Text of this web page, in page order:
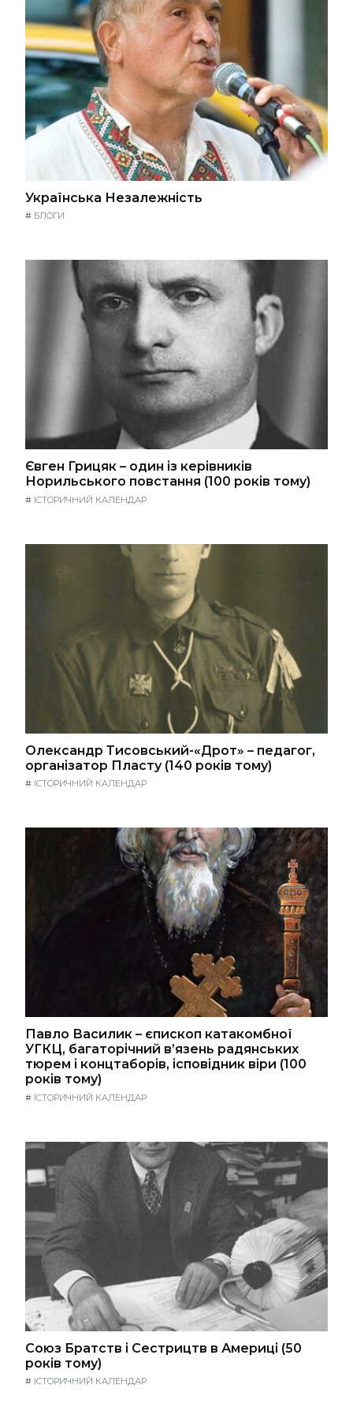
Українська Незалежність
# БЛОГИ
Євген Грицяк – один із керівників
Норильського повстання (100 років тому)
# ІСТОРИЧНИЙ КАЛЕНДАР
Олександр Тисовський-«Дрот» – педагог,
організатор Пласту (140 років тому)
# ІСТОРИЧНИЙ КАЛЕНДАР
Павло Василик – єпископ катакомбної
УГКЦ, багаторічний в’язень радянських
тюрем і концтаборів, ісповідник віри (100
років тому)
# ІСТОРИЧНИЙ КАЛЕНДАР
Союз Братств і Сестрицтв в Америці (50
років тому)
# ІСТОРИЧНИЙ КАЛЕНДАР